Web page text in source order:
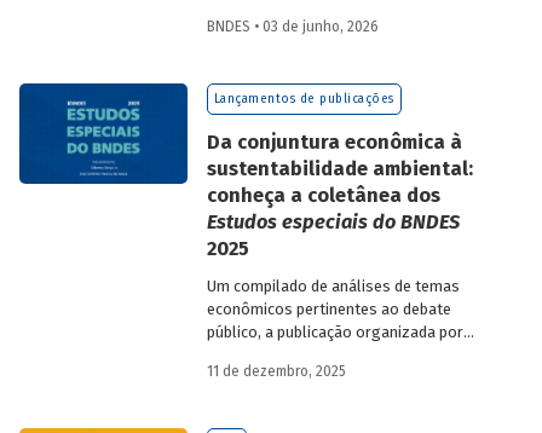
sua prestação de contas. O documento
principais resultados, os impactos de sua
atuação no ano, e mostra como o BNDES
consistente e sólida, mesmo diante de
cenários desafiadores.
BNDES • 03 de junho, 2026
Lançamentos de publicações
Da conjuntura econômica à
sustentabilidade ambiental:
conheça a coletânea dos
Estudos especiais do BNDES
2025
Um compilado de análises de temas
econômicos pertinentes ao debate
público, a publicação organizada por
Souza, economistas do BNDES, reúne 25
BNDES
11 de dezembro, 2025